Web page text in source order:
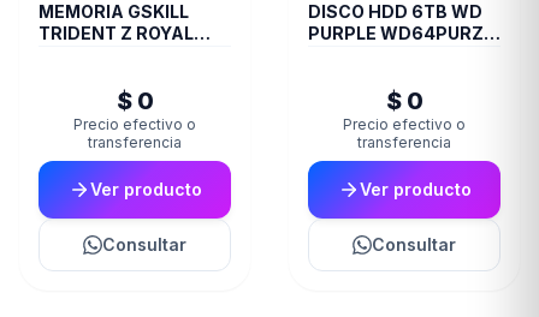
MEMORIA GSKILL
TRIDENT Z ROYAL
$ 0
Precio efectivo o
transferencia
Ver producto
Consultar
DISCO HDD 6TB WD
PURPLE WD64PURZ
$ 0
Precio efectivo o
transferencia
Ver producto
Consultar